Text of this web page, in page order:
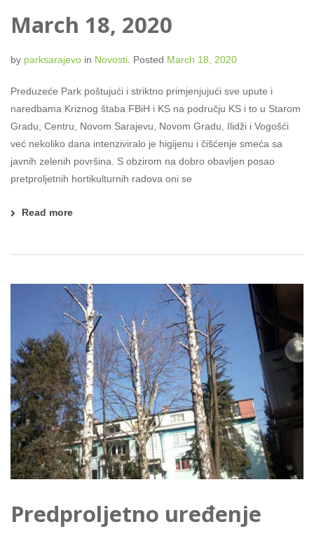
March 18, 2020
by parksarajevo in Novosti. Posted March 18, 2020
Preduzeće Park poštujući i striktno primjenjujući sve upute i
naredbama Kriznog štaba FBiH i KS na području KS i to u Starom
Gradu, Centru, Novom Sarajevu, Novom Gradu, Ilidži i Vogošći
već nekoliko dana intenziviralo je higijenu i čišćenje smeća sa
javnih zelenih površina. S obzirom na dobro obavljen posao
pretproljetnih hortikulturnih radova oni se
Read more
Predproljetno uređenje